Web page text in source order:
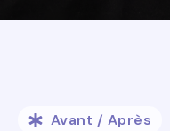
Avant / Après